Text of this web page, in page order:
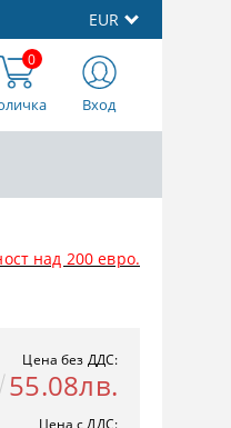
EUR
0
Вход
над 200 евро.
Цена без ДДС:
55.08лв.
Цена с ДДС: